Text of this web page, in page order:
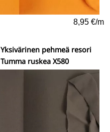
8,95 €/m
Yksivärinen pehmeä resori
Tumma ruskea X580